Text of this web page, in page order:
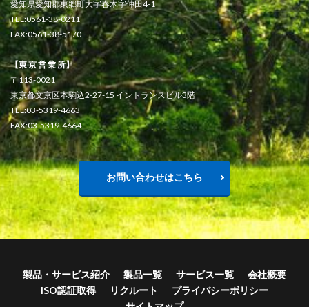
愛知県愛知郡東郷町大字春木字仲田4-1
TEL:0561-38-0211
FAX:0561-38-5170
【東 京 営 業 所】
〒113-0021
東京都文京区本駒込2-27-15 イントランスビル3階
TEL:03-5319-4663
FAX:03-5319-4664
お問い合わせはこちら
製品・サービス紹介 製品一覧 サービス一覧
会社概要
ISO認証取得
リクルート
プライバシーポリシー